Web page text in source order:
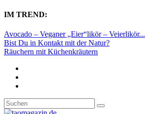
IM TREND:
Avocado – Veganer „Eier“likör – Veierlikör...
Bist Du in Kontakt mit der Natur?
Räuchern mit Küchenkräutern